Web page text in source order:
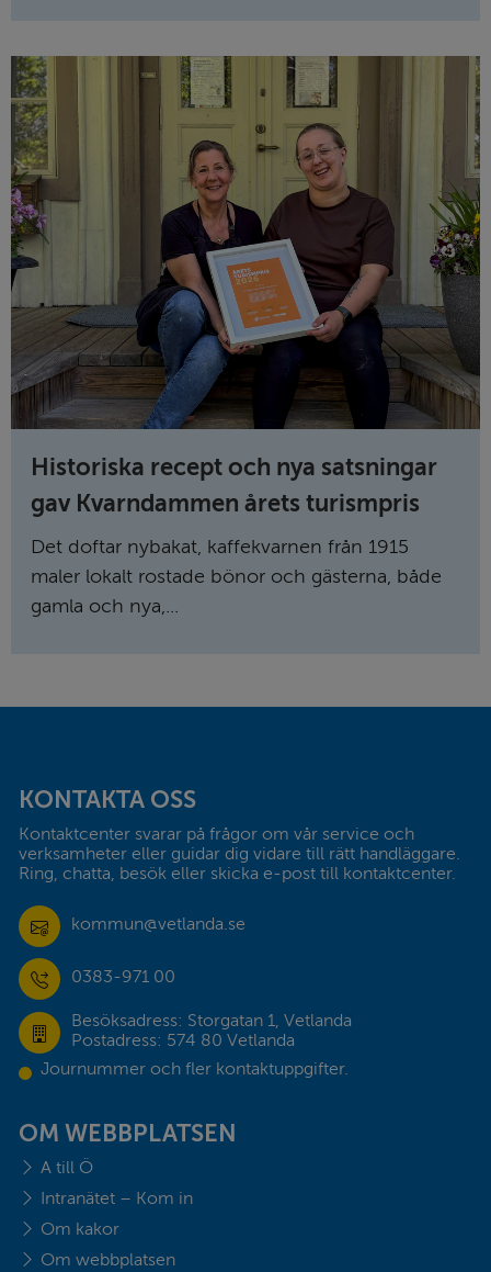
Historiska recept och nya satsningar
gav Kvarndammen årets turismpris
Det doftar nybakat, kaffekvarnen från 1915
maler lokalt rostade bönor och gästerna, både
gamla och nya,...
KONTAKTA OSS
Kontaktcenter svarar på frågor om vår service och
verksamheter eller guidar dig vidare till rätt handläggare.
Ring, chatta, besök eller skicka e-post till kontaktcenter.
kommun@vetlanda.se
0383-971 00
Besöksadress: Storgatan 1, Vetlanda
Postadress: 574 80 Vetlanda
Journummer och fler kontaktuppgifter.
OM WEBBPLATSEN
A till Ö
Intranätet – Kom in
Om kakor
Om webbplatsen